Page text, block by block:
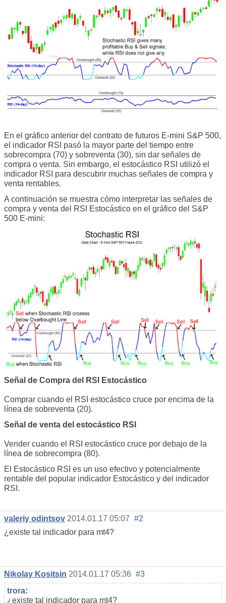
En el gráfico anterior del contrato de futuros E-mini S&P 500,
el indicador RSI pasó la mayor parte del tiempo entre
sobrecompra (70) y sobreventa (30), sin dar señales de
compra o venta. Sin embargo, el estocástico RSI utilizó el
indicador RSI para descubrir muchas señales de compra y
venta rentables.
A continuación se muestra cómo interpretar las señales de
compra y venta del RSI Estocástico en el gráfico del S&P
500 E-mini:
Señal de Compra del RSI Estocástico
Comprar cuando el RSI estocástico cruce por encima de la
línea de sobreventa (20).
Señal de venta del estocástico RSI
Vender cuando el RSI estocástico cruce por debajo de la
línea de sobrecompra (80).
El Estocástico RSI es un uso efectivo y potencialmente
rentable del popular indicador Estocástico y del indicador
RSI.
valeriy odintsov 2014.01.17 05:07 #2
¿existe tal indicador para mt4?
Nikolay Kositsin 2014.01.17 05:36 #3
trora:
¿existe tal indicador para mt4?